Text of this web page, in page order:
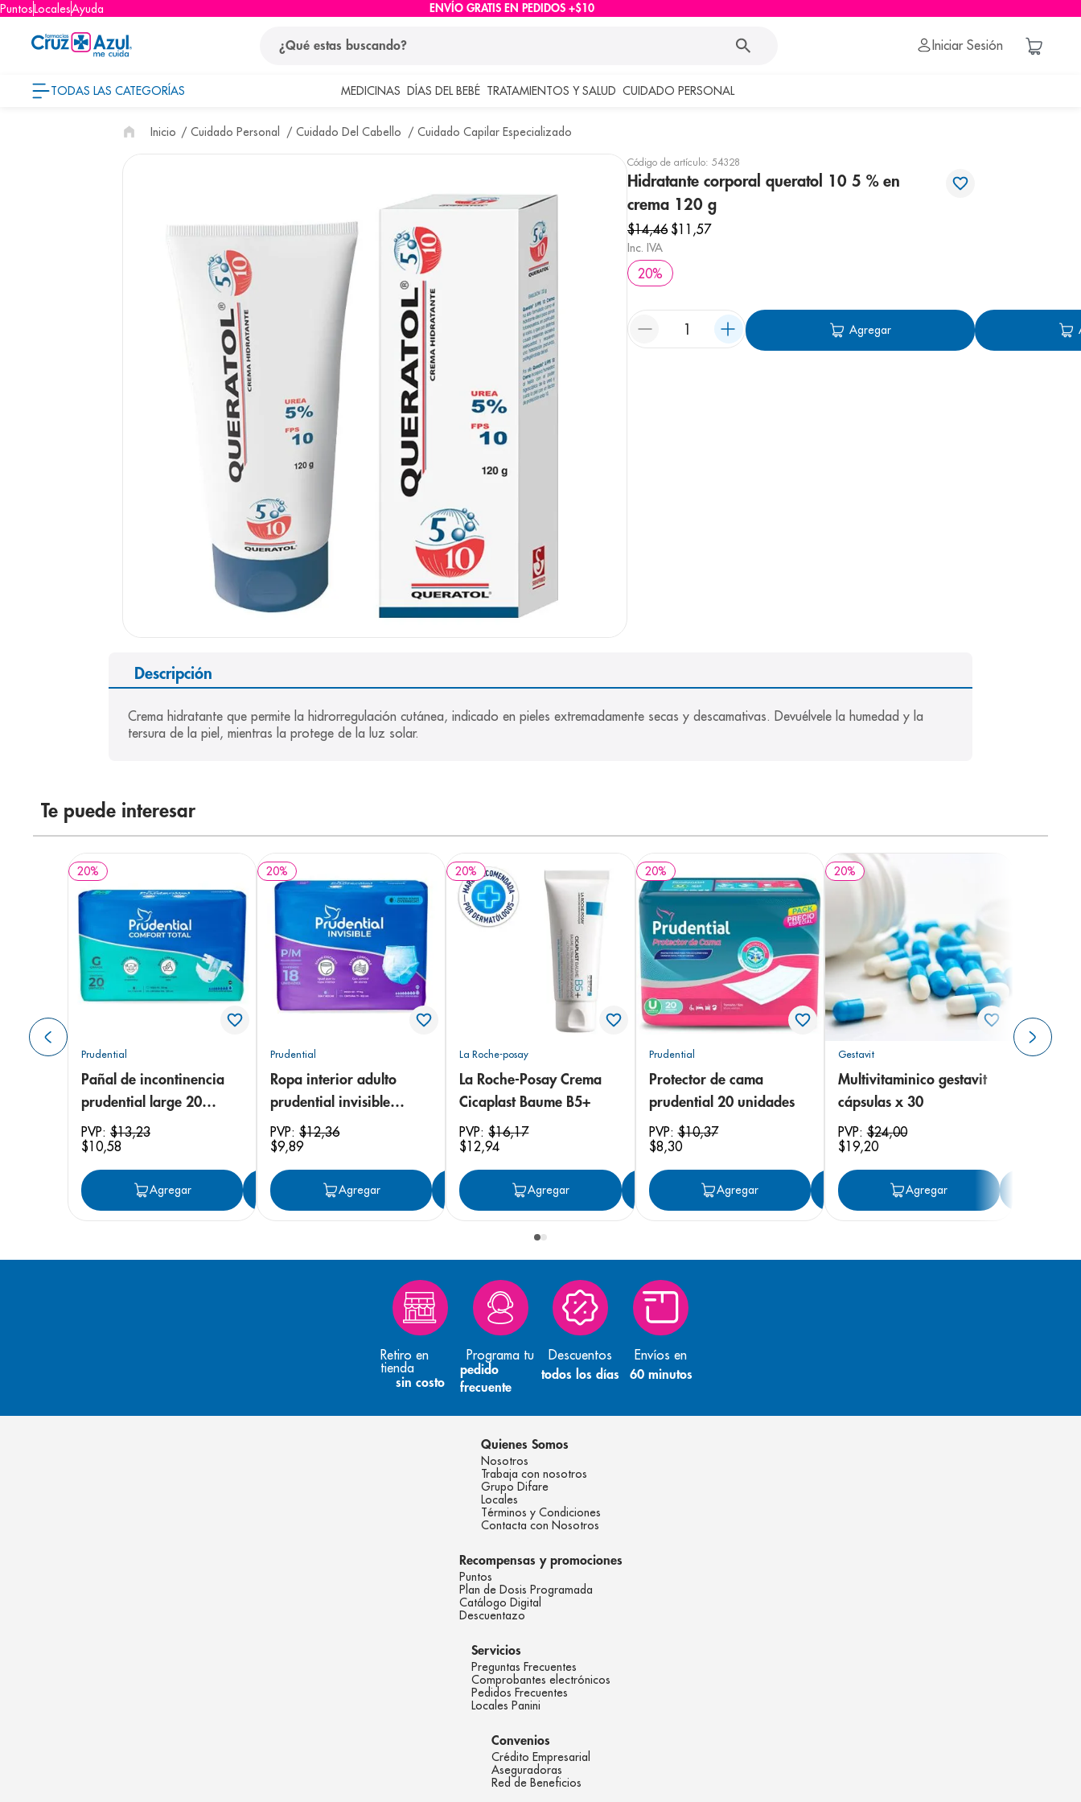
PuntosLocalesAyuda ENVÍO GRATIS EN PEDIDOS +$10
Iniciar Sesión
TODAS LAS CATEGORÍAS MEDICINAS DÍAS DEL BEBÉ TRATAMIENTOS Y SALUD CUIDADO PERSONAL
Cuidado Personal Cuidado Del Cabello Cuidado Capilar Especializado
Código de artículo: 54328
Hidratante corporal queratol 10 5 % en
crema 120 g
$14,46 $11 ,57
Inc. IVA
20%
Agregar
Descripción
Crema hidratante que permite la hidrorregulación cutánea, indicado en pieles extremadamente secas y descamativas. Devuélvele la humedad y la
tersura de la piel, mientras la protege de la luz solar.
Te puede interesar
20%
Prudential
Pañal de incontinencia
prudential large 20
unidades
PVP: $13,23
$10,58
Agregar Agregar
20%
Prudential
Ropa interior adulto
prudential invisible
small/medium 18
unidades
PVP:$12,36
$9,89
Agregar Agregar
20%
La Roche-posay
La Roche-Posay Crema
Cicaplast Baume B5+
PVP:$16,17
$12,94
Agregar Agregar
20%
Prudential
Protector de cama
prudential 20 unidades
PVP:$10,37
$8,30
Agregar Agregar
20%
Gestavit
Multivitaminico gestavit
cápsulas x 30
PVP:$24,00
$19,20
Agregar
Retiro en
tienda
sin costo
Programa tu
pedido
frecuente
Descuentos
todos los días
Envíos en
60 minutos
Quienes Somos
Nosotros
Trabaja con nosotros
Grupo Difare
Locales
Términos y Condiciones
Contacta con Nosotros
Recompensas y promociones
Puntos
Plan de Dosis Programada
Catálogo Digital
Descuentazo
Servicios
Preguntas Frecuentes
Comprobantes electrónicos
Pedidos Frecuentes
Locales Panini
Convenios
Crédito Empresarial
Aseguradoras
Red de Beneficios
términos más buscados
. protector solar
4. cerave
bioderma
shampoo
desodorante
pediasure
panolini